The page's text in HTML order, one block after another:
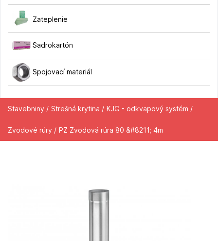
Zateplenie
Sadrokartón
Spojovací materiál
Stavebniny / Strešná krytina / KJG - odkvapový systém /
Zvodové rúry / PZ Zvodová rúra 80 &#8211; 4m